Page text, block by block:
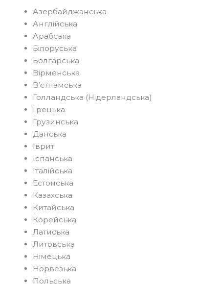
Азербайджанська
Англійська
Арабська
Білоруська
Болгарська
Вірменська
В’єтнамська
Голландська (Нідерландська)
Грецька
Грузинська
Данська
Іврит
Іспанська
Італійська
Естонська
Казахська
Китайська
Корейська
Латиська
Литовська
Німецька
Норвезька
Польська